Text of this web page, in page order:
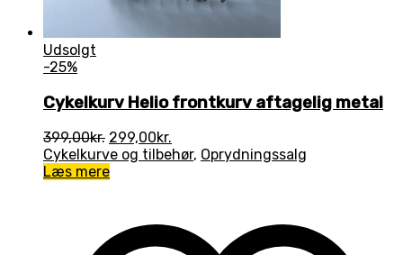
Udsolgt
-25%
Cykelkurv Helio frontkurv aftagelig metal
399,00kr. Den
oprindelige
pris
299,00kr.
aktuelle
Cykelkurve og tilbehør, Oprydningssalg
Læs mere